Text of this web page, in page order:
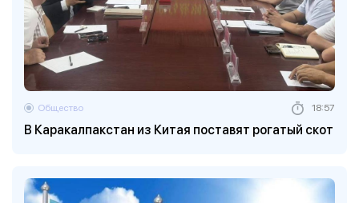
В Каракалпакстан из Китая поставят рогатый скот
Общество 18:57